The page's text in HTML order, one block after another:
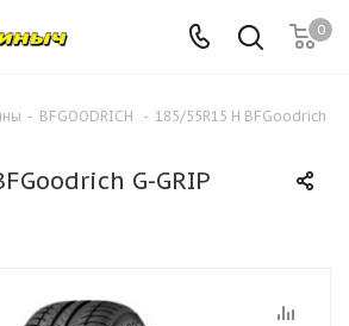
0
- BFGOODRICH - 185/55R15 H BFGoodrich
G-GRIP